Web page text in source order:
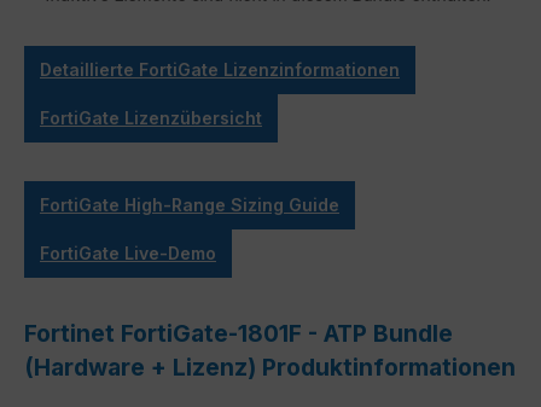
Detaillierte FortiGate Lizenzinformationen
FortiGate Lizenzübersicht
FortiGate High-Range Sizing Guide
FortiGate Live-Demo
Fortinet FortiGate-1801F - ATP Bundle
(Hardware + Lizenz) Produktinformationen